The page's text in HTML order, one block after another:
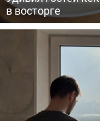
в восторге